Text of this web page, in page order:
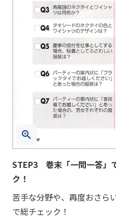
STEP3 巻末「一問一答」
ク！
苦手な分野や、再度おさら
で総チェック！